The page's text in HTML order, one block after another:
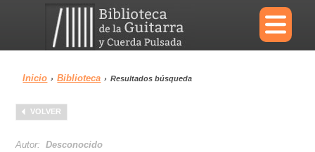
×
Menu
Biblioteca
Inicio › Biblioteca › Resultados búsqueda
VOLVER
Autor:Desconocido